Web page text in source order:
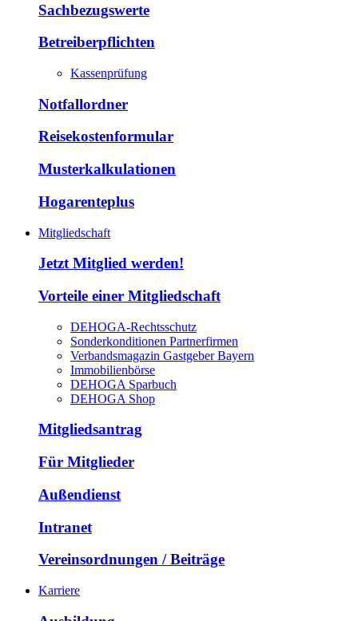
Sachbezugswerte
Betreiberpflichten
Kassenprüfung
Notfallordner
Reisekostenformular
Musterkalkulationen
Hogarenteplus
Mitgliedschaft
Jetzt Mitglied werden!
Vorteile einer Mitgliedschaft
DEHOGA-Rechtsschutz
Sonderkonditionen Partnerfirmen
Verbandsmagazin Gastgeber Bayern
Immobilienbörse
DEHOGA Sparbuch
DEHOGA Shop
Mitgliedsantrag
Für Mitglieder
Außendienst
Intranet
Vereinsordnungen / Beiträge
Karriere